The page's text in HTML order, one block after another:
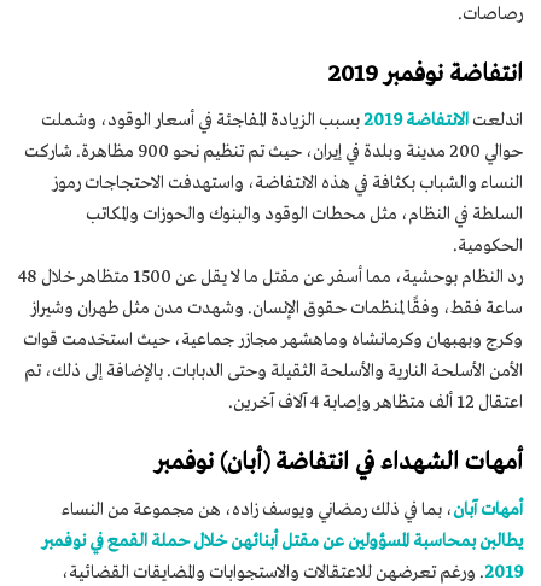
رصاصات.
انتفاضة نوفمبر 2019
اندلعت الانتفاضة 2019
بسبب الزيادة المفاجئة في أسعار الوقود، وشملت
حوالي 200 مدينة وبلدة في إيران، حيث تم تنظيم نحو 900 مظاهرة. شاركت
النساء والشباب بكثافة في هذه الانتفاضة، واستهدفت الاحتجاجات رموز
السلطة في النظام، مثل محطات الوقود والبنوك والحوزات والمكاتب
الحكومية.
رد النظام بوحشية، مما أسفر عن مقتل ما لا يقل عن 1500 متظاهر خلال 48
ساعة فقط، وفقًا لمنظمات حقوق الإنسان. وشهدت مدن مثل طهران وشيراز
وكرج وبهبهان وكرمانشاه وماهشهر مجازر جماعية، حيث استخدمت قوات
الأمن الأسلحة النارية والأسلحة الثقيلة وحتى الدبابات. بالإضافة إلى ذلك، تم
اعتقال 12 ألف متظاهر وإصابة 4 آلاف آخرين.
أمهات الشهداء في انتفاضة (أبان) نوفمبر
أمهات آبان، بما في ذلك رمضاني ويوسف زاده، هن مجموعة من النساء
يطالبن بمحاسبة المسؤولين عن مقتل أبنائهن خلال حملة القمع في نوفمبر
2019. ورغم تعرضهن للاعتقالات والاستجوابات والمضايقات القضائية،